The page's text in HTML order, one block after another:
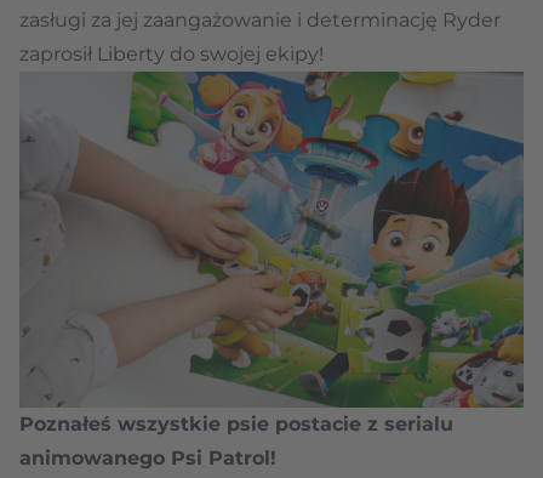
zasługi za jej zaangażowanie i determinację Ryder
zaprosił Liberty do swojej ekipy!
Poznałeś wszystkie psie postacie z serialu
animowanego Psi Patrol!